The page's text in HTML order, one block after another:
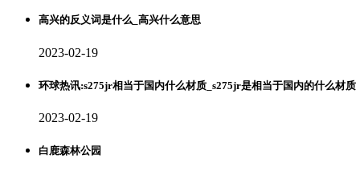
高兴的反义词是什么_高兴什么意思
2023-02-19
环球热讯:s275jr相当于国内什么材质_s275jr是相当于国内的什么材质
2023-02-19
白鹿森林公园